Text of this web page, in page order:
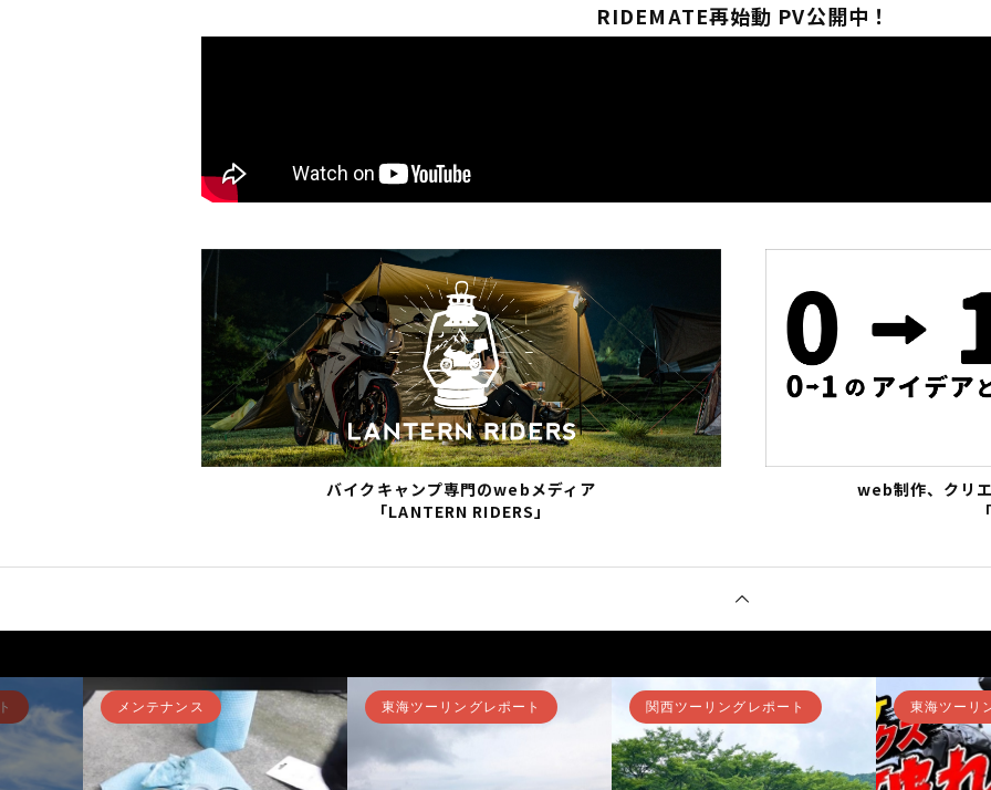
RIDEMATE再始動 PV公開中！
バイクキャンプ専門のwebメディア
「LANTERN RIDERS」
web制作、クリ
メンテナンス 東海ツーリングレポート 関西ツーリングレポート 東海ツーリ